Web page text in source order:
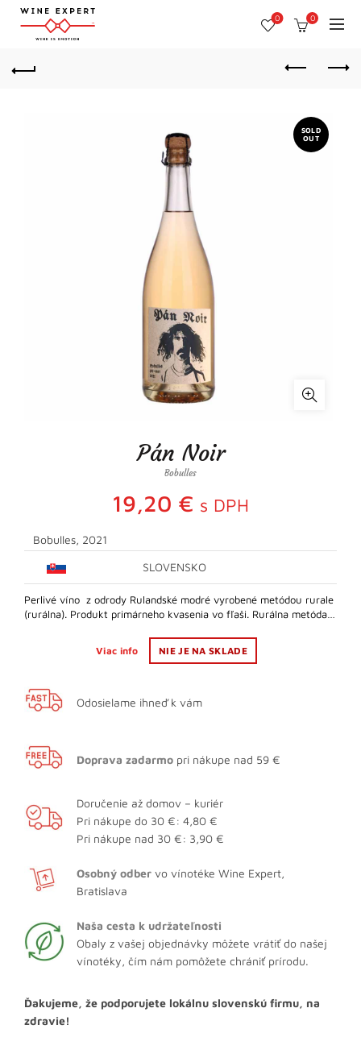
0 0
SOLD
OUT
Pán Noir
Bobulles
19,20 € s DPH
Bobulles, 2021
SLOVENSKO
Perlivé víno z odrody Rulandské modré vyrobené metódou rurale
(rurálna). Produkt primárneho kvasenia vo fľaši. Rurálna metóda…
Viac info NIE JE NA SKLADE
Odosielame ihneď k vám
Doprava zadarmo pri nákupe nad 59 €
Doručenie až domov – kuriér
Pri nákupe do 30 €: 4,80 €
Pri nákupe nad 30 €: 3,90 €
Osobný odber vo vínotéke Wine Expert,
Bratislava
Naša cesta k udržateľnosti
Obaly z vašej objednávky môžete vrátiť do našej
vínotéky, čím nám pomôžete chrániť prírodu.
Ďakujeme, že podporujete lokálnu slovenskú firmu, na
zdravie!